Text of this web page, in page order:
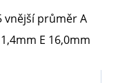
vnější průměr A
E 16,0mm